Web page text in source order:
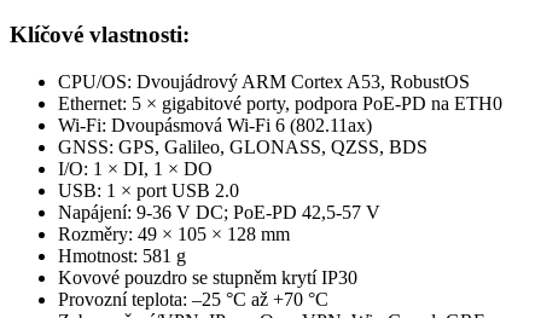
Klíčové vlastnosti:
CPU/OS: Dvoujádrový ARM Cortex A53, RobustOS
Ethernet: 5 × gigabitové porty, podpora PoE-PD na ETH0
Wi-Fi: Dvoupásmová Wi-Fi 6 (802.11ax)
GNSS: GPS, Galileo, GLONASS, QZSS, BDS
I/O: 1 × DI, 1 × DO
USB: 1 × port USB 2.0
Napájení: 9-36 V DC; PoE-PD 42,5-57 V
Rozměry: 49 × 105 × 128 mm
Hmotnost: 581 g
Kovové pouzdro se stupněm krytí IP30
Provozní teplota: –25 °C až +70 °C